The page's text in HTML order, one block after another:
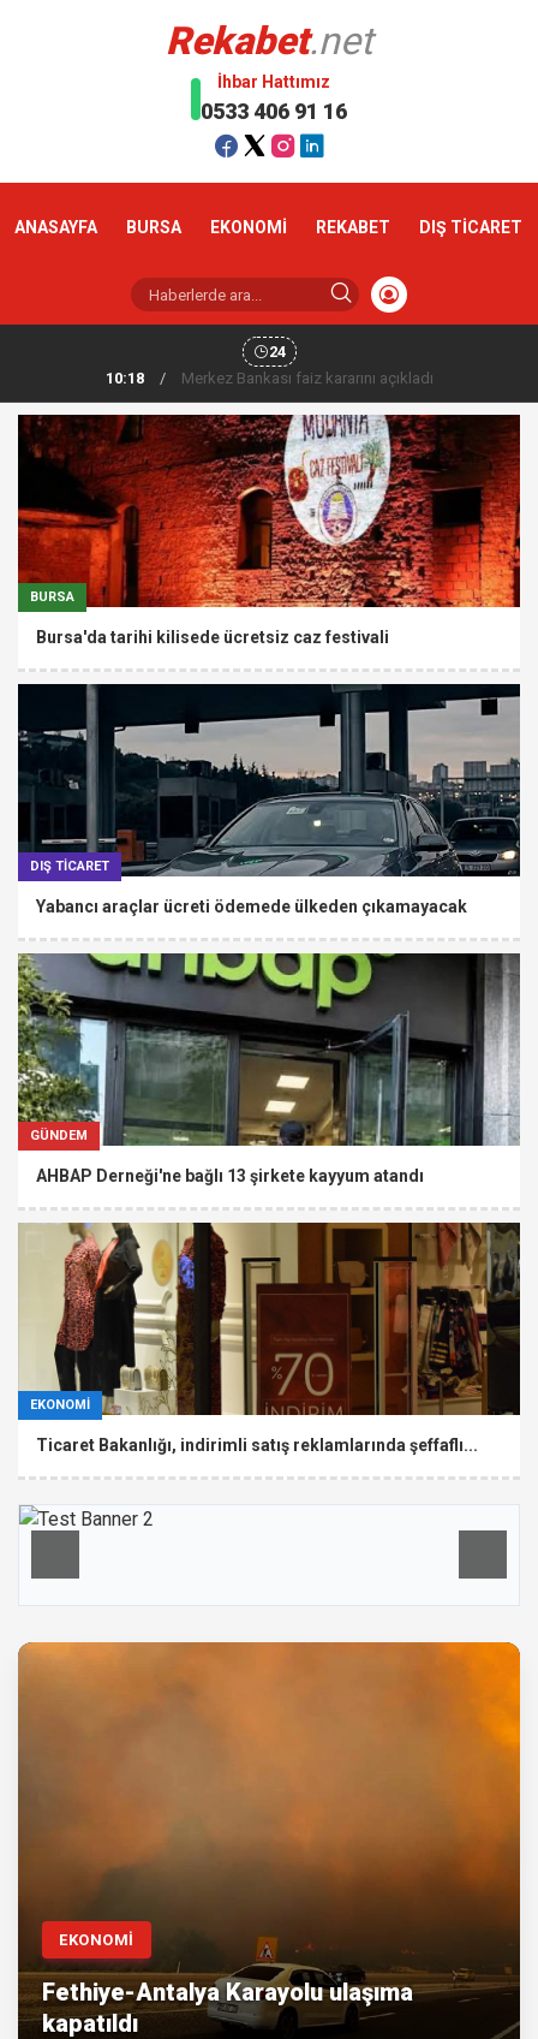
Rekabet.net
İhbar Hattımız
0533 406 91 16
ANASAYFA BURSA EKONOMİ REKABET DIŞ TİCARET
24
10:18
/ Altın haftaya yükselişle başladı
BURSA
Bursa'da tarihi kilisede ücretsiz caz festivali
DIŞ TİCARET
Yabancı araçlar ücreti ödemede ülkeden çıkamayacak
GÜNDEM
AHBAP Derneği'ne bağlı 13 şirkete kayyum atandı
EKONOMİ
Ticaret Bakanlığı, indirimli satış reklamlarında şeffaflı...
EKONOMİ
Fethiye-Antalya Karayolu ulaşıma
kapatıldı